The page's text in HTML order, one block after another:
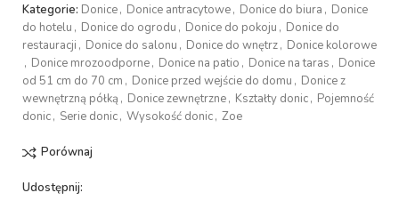
Kategorie: Donice, Donice antracytowe, Donice do biura , Donice
do hotelu , Donice do ogrodu , Donice do pokoju , Donice do
restauracji , Donice do salonu , Donice do wnętrz, Donice kolorowe
, Donice mrozoodporne, Donice na patio , Donice na taras , Donice
od 51 cm do 70 cm , Donice przed wejście do domu , Donice z
wewnętrzną półką , Donice zewnętrzne, Kształty donic, Pojemność
donic, Serie donic, Wysokość donic, Zoe
Porównaj
Udostępnij: